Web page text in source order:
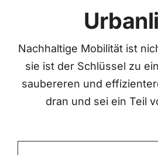
Nachhaltige Mobilität ist
sie ist der Schlüssel zu
saubereren und
dran und sei ein Teil